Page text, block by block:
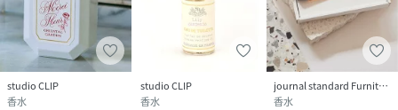
studio CLIP
香水
studio CLIP
香水
journal standard Furniture
香水